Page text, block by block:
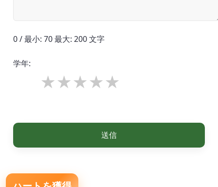
0 / 最小: 70 最大: 200 文字
学年:
送信